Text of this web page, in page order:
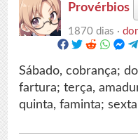
Provérbios
1870 dias ·
Sábado, cobrança;
fartura; terça,
quinta, faminta;